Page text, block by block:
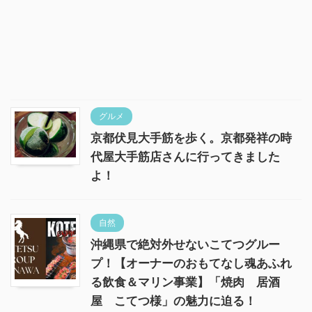
グルメ
京都伏見大手筋を歩く。京都発祥の時
代屋大手筋店さんに行ってきました
よ！
自然
沖縄県で絶対外せないこてつグルー
プ！【オーナーのおもてなし魂あふれ
る飲食＆マリン事業】「焼肉 居酒
屋 こてつ様」の魅力に迫る！